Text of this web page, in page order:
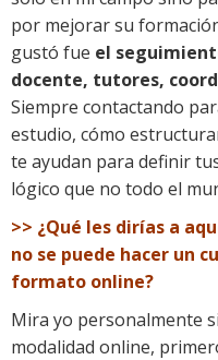
por mejorar su
gustó fue el
docente, tutores,
Siempre contactando
estudio, cómo
te ayudan para definir
lógico que no todo el
>> ¿Qué les dirías a
no se puede hacer un
formato online?
Mira yo personalmente
modalidad online,